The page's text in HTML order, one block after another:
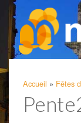
Accueil » Fêtes